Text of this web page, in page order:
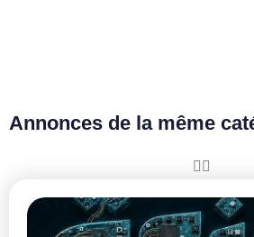
Annonces de la même